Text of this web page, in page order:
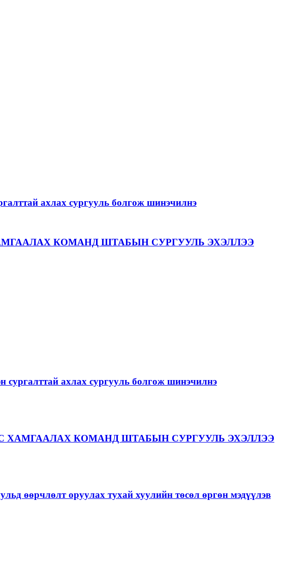
ахлах сургууль болгож шинэчилнэ
КОМАНД ШТАБЫН СУРГУУЛЬ ЭХЭЛЛЭЭ
сургалттай ахлах сургууль болгож шинэчилнэ
КОМАНД ШТАБЫН СУРГУУЛЬ ЭХЭЛЛЭЭ
өөрчлөлт оруулах тухай хуулийн төсөл өргөн мэдүүлэв